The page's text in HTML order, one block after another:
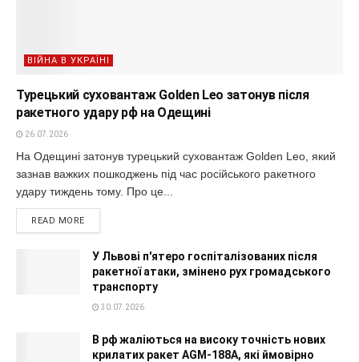
ВІЙНА В УКРАЇНІ
Турецький суховантаж Golden Leo затонув після
ракетного удару рф на Одещині
26.07.2026
На Одещині затонув турецький суховантаж Golden Leo, який
зазнав важких пошкоджень під час російського ракетного
удару тиждень тому. Про це...
READ MORE
У Львові п'ятеро госпіталізованих після
ракетної атаки, змінено рух громадського
транспорту
30.07.2026
В рф жаліються на високу точність нових
крилатих ракет AGM-188A, які ймовірно